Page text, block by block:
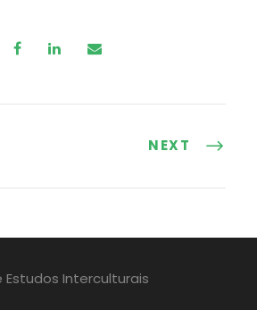
NEXT
Estudos Interculturais